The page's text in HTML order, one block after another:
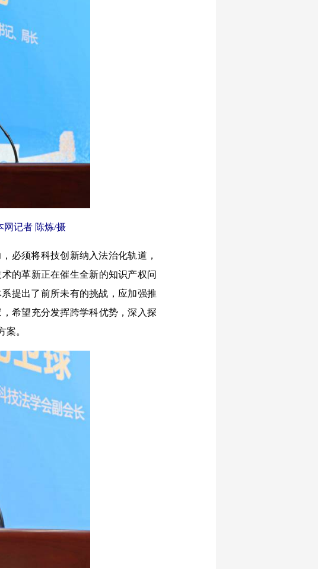
网记者 陈炼/摄
须将科技创新纳入法治化轨道，
的革新正在催生全新的知识产权问
提出了前所未有的挑战，应加强推
希望充分发挥跨学科优势，深入探
。